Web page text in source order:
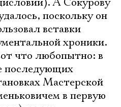
поскольку он
вставки
хроники.
что любопытно: в
последующих
Мастерской
в первую